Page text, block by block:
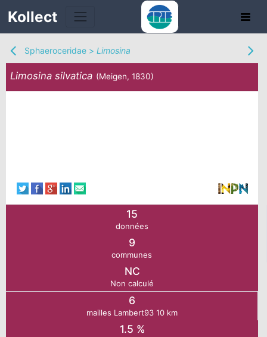
Kollect
Sphaeroceridae > Limosina
Limosina silvatica (Meigen, 1830)
15
données
9
communes
NC
Non calculé
6
mailles Lambert93 10 km
1.5 %